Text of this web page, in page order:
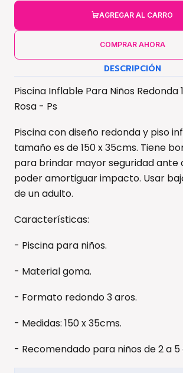
AGREGAR AL CARRO
COMPRAR AHORA
DESCRIPCIÓN
Piscina Inflable Para Niños Redonda
Rosa - Ps
Piscina con diseño redonda y piso
tamaño es de 150 x 35cms. Tiene
para brindar mayor seguridad ante
poder amortiguar impacto. Usar
de un adulto.
Características:
- Piscina para niños.
- Material goma.
- Formato redondo 3 aros.
- Medidas: 150 x 35cms.
- Recomendado para niños de 2 a 5